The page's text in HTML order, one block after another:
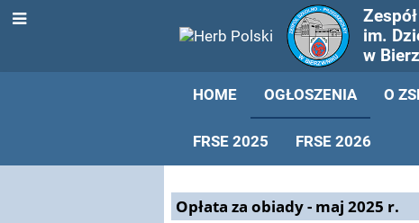
im.
w
HOME OGŁOSZENIA O
FRSE 2025 FRSE 2026
Ogłoszenia
Opłata za obiady - maj 2025 r.